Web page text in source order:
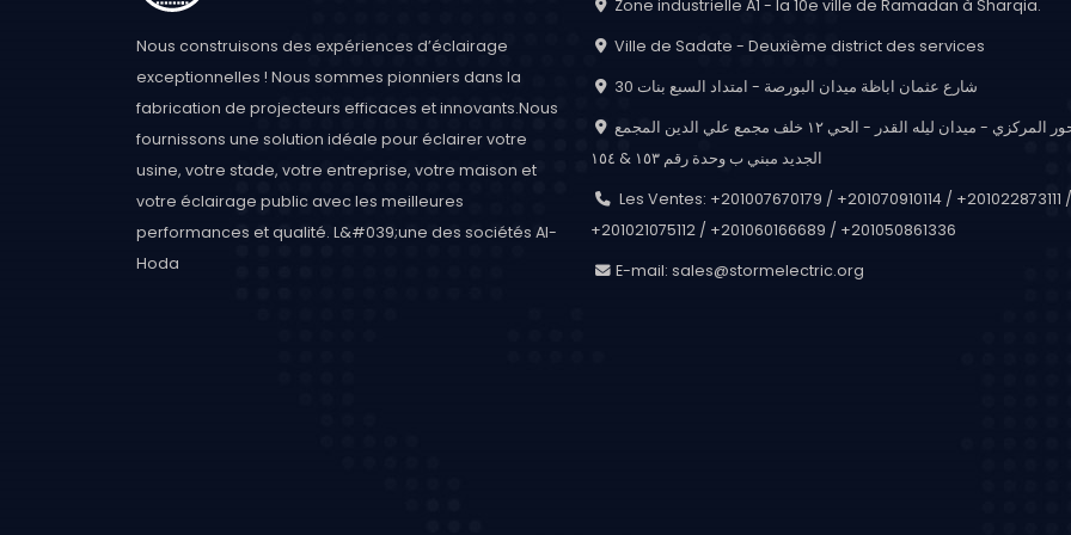
Nous construisons des expériences d’éclairage
exceptionnelles ! Nous sommes pionniers dans la
fabrication de projecteurs efficaces et innovants.Nous
fournissons une solution idéale pour éclairer votre
usine, votre stade, votre entreprise, votre maison et
votre éclairage public avec les meilleures
performances et qualité. L&#039;une des sociétés Al-
Hoda
Zone industrielle A1 - la 10e ville de Ramadan à Sharqia.
Ville de Sadate - Deuxième district des services
30 شارع عثمان اباظة ميدان البورصة - امتداد السبع بنات
الجديد مبني ب وحدة رقم ١٥٣ & ١٥٤
Les Ventes: +201007670179 / +201070910114 / +201022873111 /
+201021075112 / +201060166689 / +201050861336
E-mail: sales@stormelectric.org